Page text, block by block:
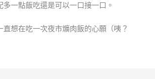
一點飯吃還是可以一口接一口。
想在吃一次夜市爌肉飯的心願（咦？